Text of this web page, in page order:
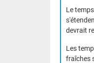
Le
devrait
Les
fraîches